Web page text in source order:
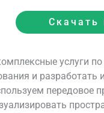
Скачать
услуги
и разработать
передовое